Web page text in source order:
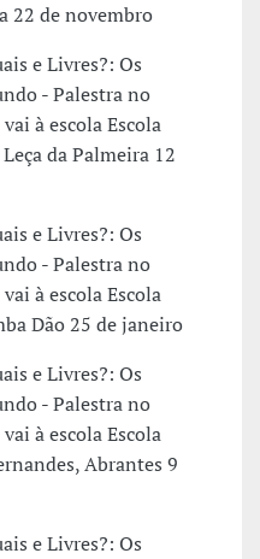
22 de novembro
e Livres?: Os
- Palestra no
à escola Escola
da Palmeira 12
e Livres?: Os
- Palestra no
à escola Escola
Dão 25 de janeiro
e Livres?: Os
- Palestra no
à escola Escola
Abrantes 9
e Livres?: Os